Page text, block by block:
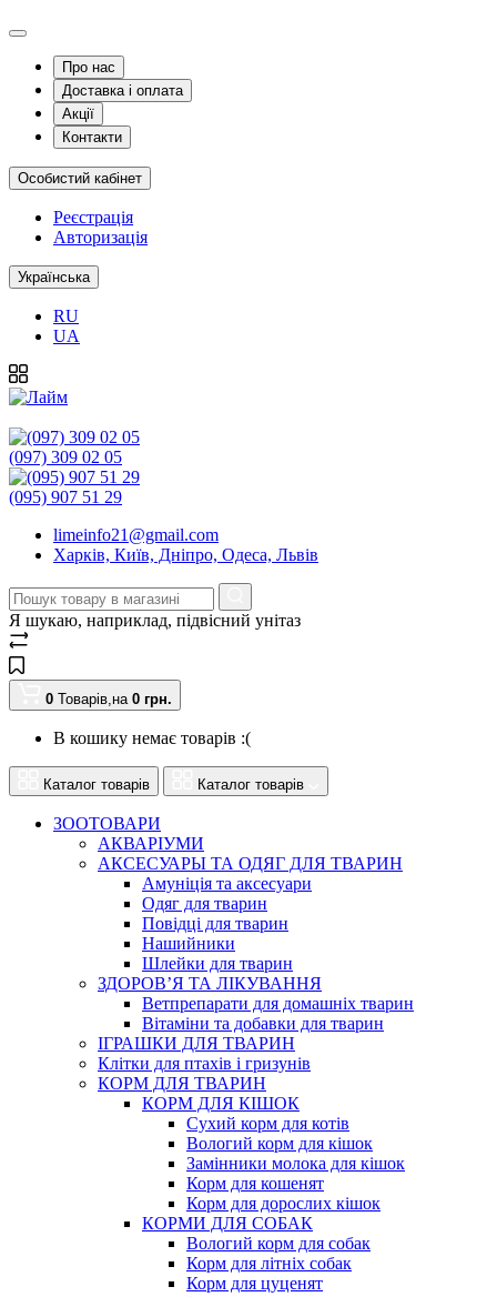
Про нас
Доставка і оплата
Акції
Контакти
Особистий кабінет
Реєстрація
Авторизація
Українська
RU
UA
(097) 309 02 05
(095) 907 51 29
limeinfo21@gmail.com
Харків, Київ, Дніпро, Одеса, Львів
Я шукаю, наприклад, підвісний унітаз
0 Товарів,на 0 грн.
В кошику немає товарів :(
Каталог товарів Каталог товарів
ЗООТОВАРИ
АКВАРІУМИ
АКСЕСУАРЫ ТА ОДЯГ ДЛЯ ТВАРИН
Амуніція та аксесуари
Одяг для тварин
Повідці для тварин
Нашийники
Шлейки для тварин
ЗДОРОВ’Я ТА ЛІКУВАННЯ
Ветпрепарати для домашніх тварин
Вітаміни та добавки для тварин
ІГРАШКИ ДЛЯ ТВАРИН
Клітки для птахів і гризунів
КОРМ ДЛЯ ТВАРИН
КОРМ ДЛЯ КІШОК
Сухий корм для котів
Вологий корм для кішок
Замінники молока для кішок
Корм для кошенят
Корм для дорослих кішок
КОРМИ ДЛЯ СОБАК
Вологий корм для собак
Корм для літніх собак
Корм для цуценят